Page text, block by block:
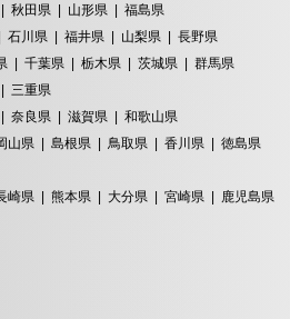
秋田県 山形県
福島県
石川県 福井県 山梨県
長野県
千葉県 栃木県 茨城県
群馬県
三重県
奈良県 滋賀県
和歌山県
山県 島根県 鳥取県 香川県
徳島県
崎県 熊本県 大分県 宮崎県
鹿児島県